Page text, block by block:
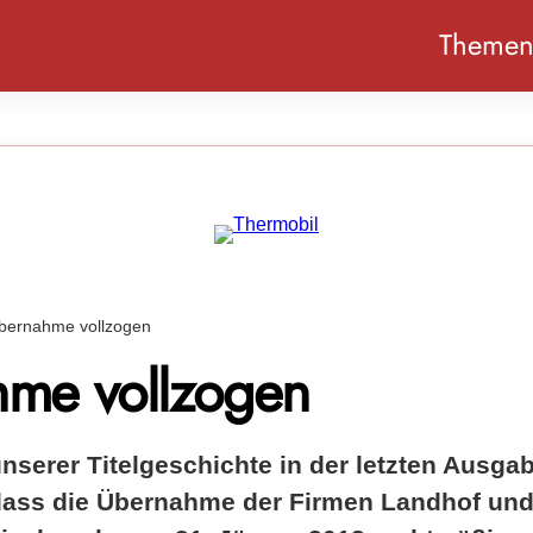
vollzogen
vollzogen
Titelgeschichte in der letzten
die Übernahme der Firmen Landhof